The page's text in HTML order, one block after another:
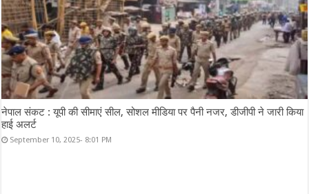
नेपाल संकट : यूपी की सीमाएं सील, सोशल मीडिया पर पैनी नजर, डीजीपी ने जारी किया
हाई अलर्ट
September 10, 2025- 8:01 PM